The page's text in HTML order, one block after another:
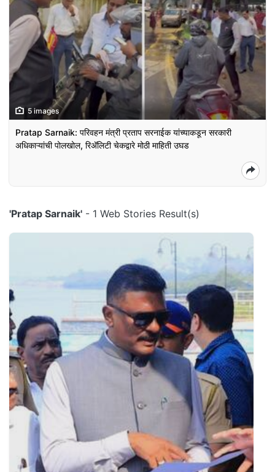
5 images
Pratap Sarnaik: परिवहन मंत्री प्रताप सरनाईक यांच्याकडून सरकारी
अधिकाऱ्यांची पोलखोल, रिअ‍ॅलिटी चेकद्वारे मोठी माहिती उघड
'Pratap Sarnaik' - 1 Web Stories Result(s)